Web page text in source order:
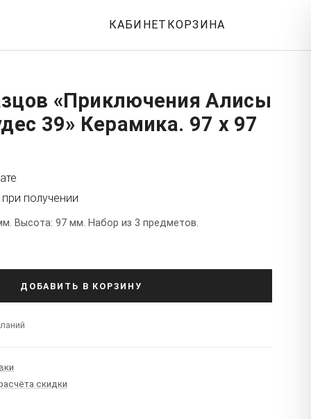
КАБИНЕТ КОРЗИНА
«Приключения Алисы
39» Керамика. 97 x 97
получении
Высота: 97 мм. Набор из 3 предметов.
ДОБАВИТЬ В КОРЗИНУ
скидки